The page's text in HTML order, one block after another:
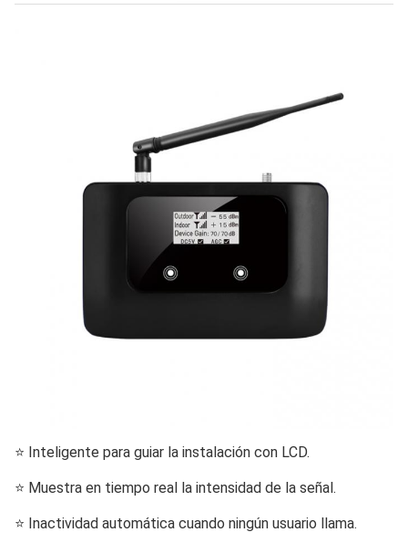
⭐ Inteligente para guiar la instalación con LCD.
⭐ Muestra en tiempo real la intensidad de la señal.
⭐ Inactividad automática cuando ningún usuario llama.